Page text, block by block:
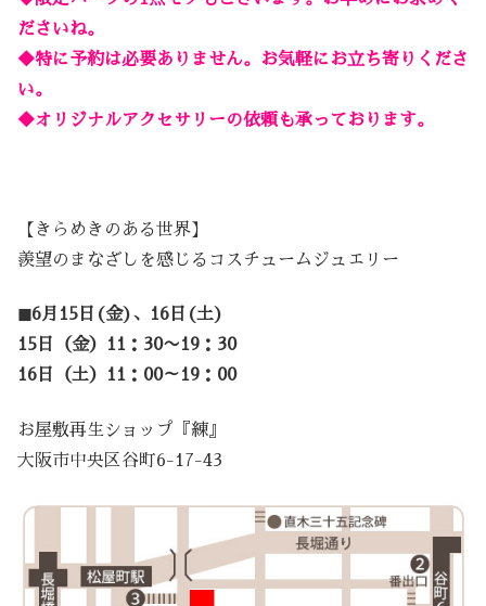
ださいね。
◆特に予約は必要ありません。お気軽にお立ち寄りくださ
い。
◆オリジナルアクセサリーの依頼も承っております。
【きらめきのある世界】
羨望のまなざしを感じるコスチュームジュエリー
◼6月15日(金)、16日(土)
15日（金）11：30〜19：30
16日（土）11：00～19：00
お屋敷再生ショップ『練』
大阪市中央区谷町6-17-43